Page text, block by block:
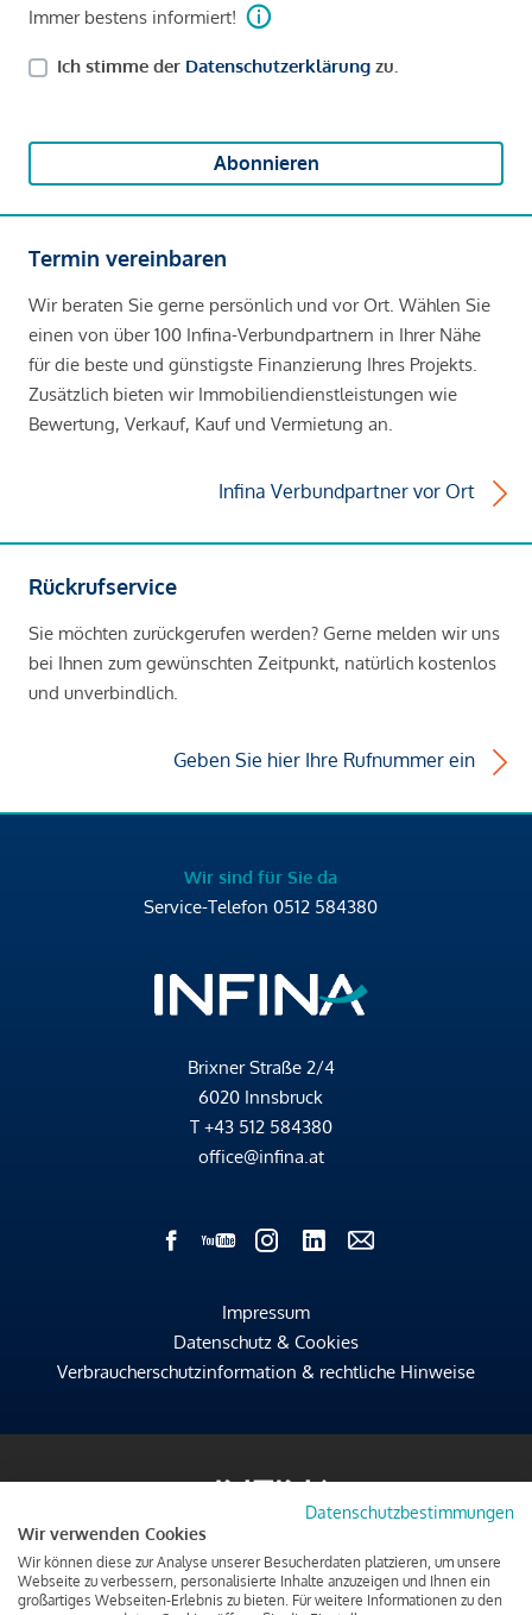
Immer bestens informiert!
Ich stimme der Datenschutzerklärung zu.
Abonnieren
Termin vereinbaren
Wir beraten Sie gerne persönlich und vor Ort. Wählen Sie
einen von über 100 Infina-Verbundpartnern in Ihrer Nähe
für die beste und günstigste Finanzierung Ihres Projekts.
Zusätzlich bieten wir Immobiliendienstleistungen wie
Bewertung, Verkauf, Kauf und Vermietung an.
Infina Verbundpartner vor Ort
Rückrufservice
Sie möchten zurückgerufen werden? Gerne melden wir uns
bei Ihnen zum gewünschten Zeitpunkt, natürlich kostenlos
und unverbindlich.
Geben Sie hier Ihre Rufnummer ein
Wir sind für Sie da
Service-Telefon 0512 584380
Brixner Straße 2/4
6020 Innsbruck
T +43 512 584380
office@infina.at
Impressum
Datenschutz & Cookies
Verbraucherschutzinformation & rechtliche Hinweise
Datenschutzbestimmungen
Wir verwenden Cookies
Wir können diese zur Analyse unserer Besucherdaten platzieren, um unsere
Webseite zu verbessern, personalisierte Inhalte anzuzeigen und Ihnen ein
großartiges Webseiten-Erlebnis zu bieten. Für weitere Informationen zu den